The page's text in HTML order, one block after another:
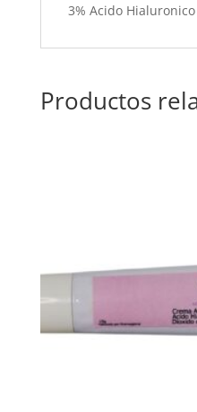
3% Acido Hialuronico
Productos